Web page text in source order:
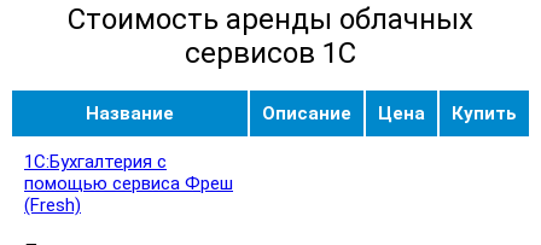
Стоимость аренды облачных
сервисов 1С
Название Описание Цена Купить
1С:Бухгалтерия с
помощью сервиса Фреш
(Fresh)